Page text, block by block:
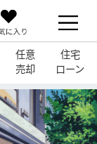
任意
売却
住宅
ローン